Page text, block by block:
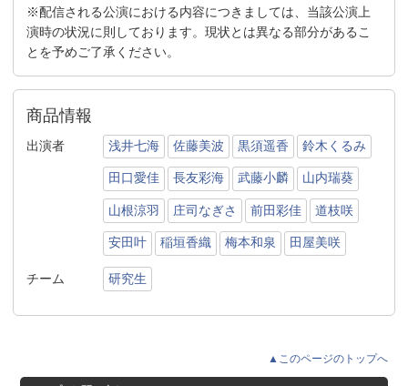
※配信される公演における内容につきましては、当該公演上
演時の状況に則しております。現状とは異なる部分があるこ
とを予めご了承ください。
商品情報
出演者 浅井七海 佐藤美波 黒須遥香 鈴木くるみ
田口愛佳 長友彩海 武藤小麟 山内瑞葵
山根涼羽 庄司なぎさ 前田彩佳 道枝咲
安田叶 稲垣香織 梅本和泉 田屋美咲
チーム 研究生
▲このページのトップへ